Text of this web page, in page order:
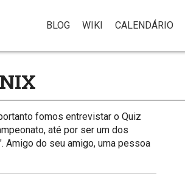
BLOG WIKI CALENDÁRIO
fomos entrevistar o Quiz
até por ser um dos
Amigo do seu amigo, uma pessoa